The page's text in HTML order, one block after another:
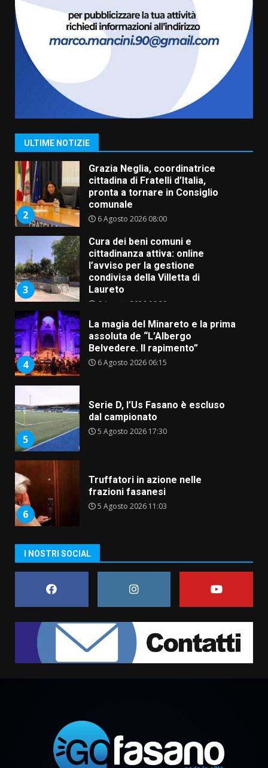
ULTIME NOTIZIE
Residenti di Savelletri scrivono
al Prefetto: “Noi cittadini di
serie B”
5 Agosto 2026 06:15
1
Carta d’identità: continua il piano
di aperture straordinarie del
2
Grazia Neglia, coordinatrice
cittadina di Fratelli d’Italia,
pronta a tornare in Consiglio
comunale
6 Agosto 2026 08:00
3
Cura dei beni comuni e
cittadinanza attiva: online
l’avviso per la gestione
condivisa della Villetta di
Laureto
6 Agosto 2026 06:20
4
La magia del Minareto e la prima
assoluta de “L’Albergo
Belvedere. Il rapimento”
6 Agosto 2026 06:15
5
Serie D, l’Us Fasano è escluso
dal campionato
5 Agosto 2026 17:30
6
Truffatori in azione nelle
frazioni fasanesi
5 Agosto 2026 11:03
al Prefetto: “Noi cittadini di
serie B”
5 Agosto 2026 06:15
1
Carta d’identità: continua il piano
di aperture straordinarie del
Comune di Fasano
6 Agosto 2026 14:16
comunale
6 Agosto 2026 08:00
Cura dei beni comuni e
I NOSTRI SOCIAL